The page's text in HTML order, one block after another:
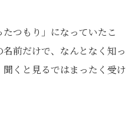
つもり」になっていたこ
前だけで、なんとなく知っ
くと見るではまったく受け